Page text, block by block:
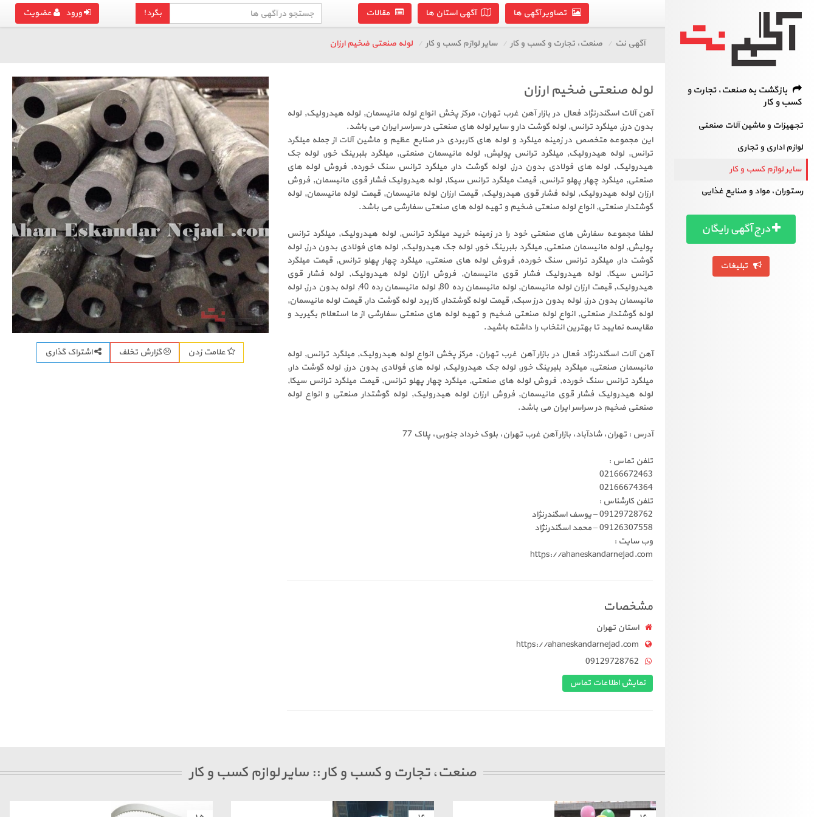
ورود عضویت بگرد! تصاویر آگهی ها آگهی استان ها مقالات
بازگشت به صنعت، تجارت و
کسب و کار
تجهیزات و ماشین آلات صنعتی
لوازم اداری و تجاری
سایر لوازم کسب و کار
رستوران، مواد و صنایع غذایی
درج آگهی رایگان
تبلیغات
آگهی نت صنعت، تجارت و کسب و کار سایر لوازم کسب و کار لوله صنعتی ضخیم ارزان
لوله صنعتی ضخیم ارزان
آهن آلات اسگندرنژاد فعال در بازار آهن غرب تهران، مرکز پخش انواع لوله مانیسمان, لوله هیدرولیک, لوله
بدون درز, میلگرد ترانس, لوله گوشت دار و سایر لوله های صنعتی در سراسر ایران می باشد.
این مجموعه متخصص در زمینه میلگرد و لوله های کاربردی در صنایع عظیم و ماشین آلات از جمله میلگرد
ترانس, لوله هیدرولیک, میلگرد ترانس پولیش, لوله مانیسمان صنعتی, میلگرد بلبرینگ خور, لوله جک
هیدرولیک, لوله های فولادی بدون درز, لوله گوشت دار, میلگرد ترانس سنگ خورده, فروش لوله های
صنعتی, میلگرد چهار پهلو ترانس, قیمت میلگرد ترانس سیکا, لوله هیدرولیک فشار قوی مانیسمان, فروش
ارزان لوله هیدرولیک, لوله فشار قوی هیدرولیک, قیمت ارزان لوله مانیسمان, قیمت لوله مانیسمان, لوله
گوشتدار صنعتی, انواع لوله صنعتی ضخیم و تهیه لوله های صنعتی سفارشی می باشد.
لطفا مجموعه سفارش های صنعتی خود را در زمینه خرید میلگرد ترانس, لوله هیدرولیک, میلگرد ترانس
پولیش, لوله مانیسمان صنعتی, میلگرد بلبرینگ خور, لوله جک هیدرولیک, لوله های فولادی بدون درز, لوله
گوشت دار, میلگرد ترانس سنگ خورده, فروش لوله های صنعتی, میلگرد چهار پهلو ترانس, قیمت میلگرد
ترانس سیکا, لوله هیدرولیک فشار قوی مانیسمان, فروش ارزان لوله هیدرولیک, لوله فشار قوی
هیدرولیک, قیمت ارزان لوله مانیسمان, لوله مانیسمان رده 80, لوله مانیسمان رده 40, لوله بدون درز, لوله
مانیسمان بدون درز, لوله بدون درز سبک, قیمت لوله گوشتدار, کاربرد لوله گوشت دار, قیمت لوله مانیسمان,
لوله گوشتدار صنعتی, انواع لوله صنعتی ضخیم و تهیه لوله های صنعتی سفارشی از ما استعلام بگیرید و
مقایسه نمایید تا بهترین انتخاب را داشته باشید.
آهن آلات اسگندرنژاد فعال در بازار آهن غرب تهران، مرکز پخش انواع لوله هیدرولیک, میلگرد ترانس, لوله
مانیسمان صنعتی, میلگرد بلبرینگ خور, لوله جک هیدرولیک, لوله های فولادی بدون درز, لوله گوشت دار,
میلگرد ترانس سنگ خورده, فروش لوله های صنعتی, میلگرد چهار پهلو ترانس, قیمت میلگرد ترانس سیکا,
لوله هیدرولیک فشار قوی مانیسمان, فروش ارزان لوله هیدرولیک, لوله گوشتدار صنعتی و انواع لوله
صنعتی ضخیم در سراسر ایران می باشد.
آدرس : تهران، شادآباد، بازار آهن غرب تهران، بلوک خرداد جنوبی، پلاک 77
تلفن تماس :
02166672463
02166674364
تلفن کارشناس :
09129728762 – یوسف اسگندرنژاد
09126307558 – محمد اسگندرنژاد
وب سایت :
https://ahaneskandarnejad.com
مشخصات
استان تهران
https://ahaneskandarnejad.com
09129728762
نمایش اطلاعات تماس
علامت زدن گزارش تخلف اشتراک گذاری
صنعت، تجارت و کسب و کار :: سایر لوازم کسب و کار